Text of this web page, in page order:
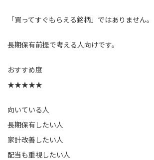
「買ってすぐもらえる銘柄」ではありません。
長期保有前提で考える人向けです。
おすすめ度
★★★★★
向いている人
長期保有したい人
家計改善したい人
配当も重視したい人